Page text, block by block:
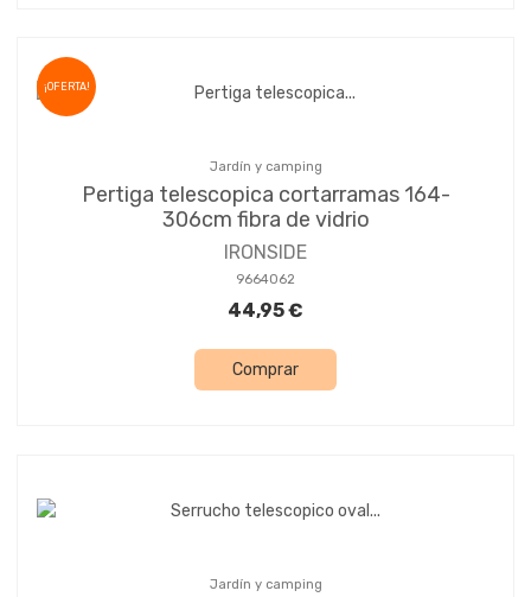
¡OFERTA!
Jardín y camping
Pertiga telescopica cortarramas 164-
306cm fibra de vidrio
IRONSIDE
9664062
44,95 €
Comprar
Jardín y camping